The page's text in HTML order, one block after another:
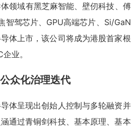
领域有黑芝麻智能、壁仞科技、傅
智驾芯片、GPU高端芯片、Si/GaN
体上市，该公司将成为港股首家根
业。
众化治理迭代
体呈现出创始人控制与多轮融资并
通过青铜剑科技、基本原理、基本